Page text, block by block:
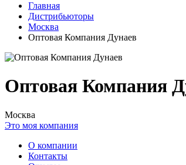
Главная
Дистрибьюторы
Москва
Оптовая Компания Дунаев
Оптовая Компания
Москва
Это моя компания
О компании
Контакты